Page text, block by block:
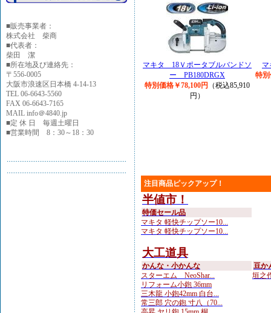
■販売事業者：
株式会社 柴商
■代表者：
柴田 潔
■所在地及び連絡先：
〒556-0005
大阪市浪速区日本橋 4-14-13
TEL 06-6643-5560
FAX 06-6643-7165
MAIL info＠4840.jp
■定 休 日 毎週土曜日
■営業時間 8：30～18：30
マキタ 18Ｖポータブルバンドソ
ー PB180DRGX
特別価格￥78,100円
（税込85,910
円）
特別
注目商品ピックアップ！
半値市！
特価セール品
マキタ 軽快チップソー10...
マキタ 軽快チップソー10...
大工道具
かんな・小かんな
スターエム NeoShar...
リフォーム小鉋 36mm
三木龍 小鉋42mm 白台...
常三郎 穴の鉋 寸八（70...
豆か
垣之